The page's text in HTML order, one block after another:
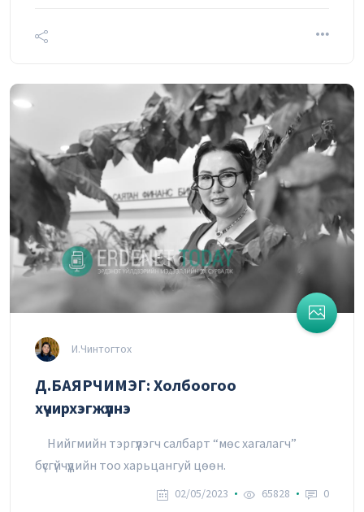
И.Чинтогтох
Д.БАЯРЧИМЭГ: Холбоогоо
хүчирхэгжүүлнэ
Нийгмийн тэргүүлэгч салбарт “мөс хагалагч”
бүсгүйчүүдийн тоо харьцангуй цөөн.
02/05/2023 65828 0